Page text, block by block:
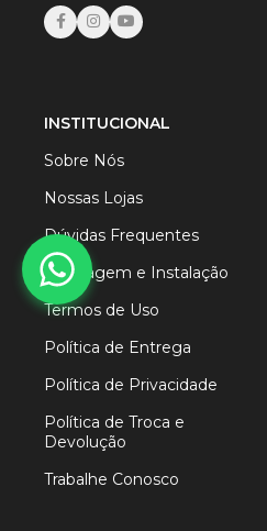
INSTITUCIONAL
Sobre Nós
Nossas Lojas
Dúvidas Frequentes
Montagem e Instalação
Termos de Uso
Política de Entrega
Política de Privacidade
Política de Troca e
Devolução
Trabalhe Conosco